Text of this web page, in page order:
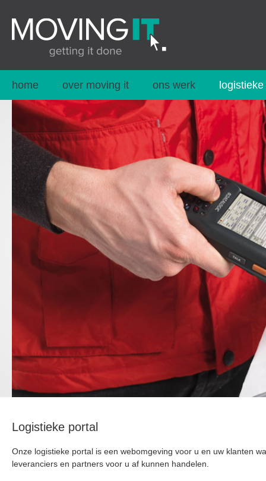
home over moving it ons werk
Logistieke portal
Onze logistieke portal is een webomgeving voor u en uw klanten
leveranciers en partners voor u af kunnen handelen.